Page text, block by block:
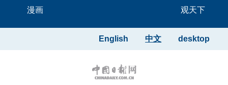
漫画 观天下
desktop
中文
English